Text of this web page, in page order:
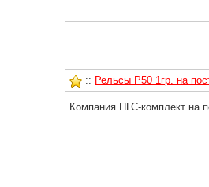
:: Рельсы Р50 1гр. на
Компания ПГС-комплект на